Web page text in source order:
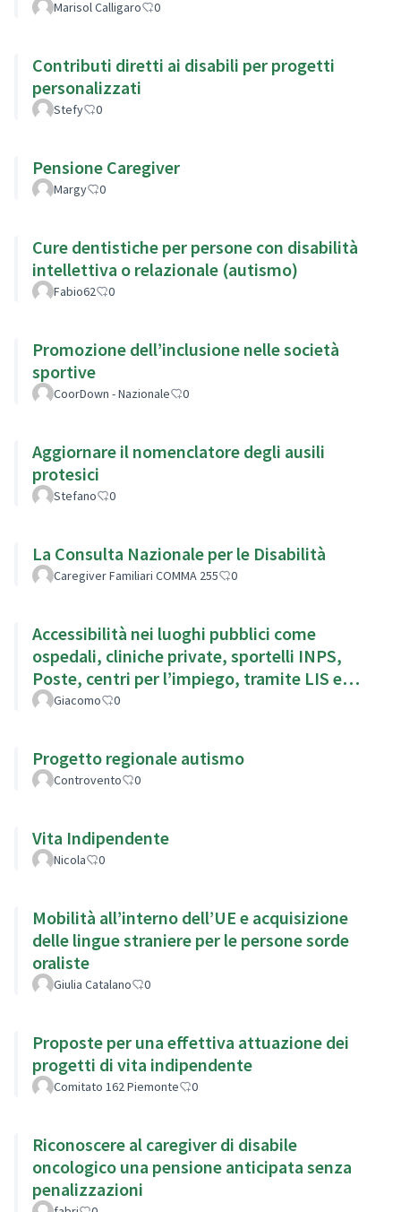
Marisol Calligaro 0
Contributi diretti ai disabili per progetti
personalizzati
Stefy 0
Pensione Caregiver
Margy 0
Cure dentistiche per persone con disabilità
intellettiva o relazionale (autismo)
Fabio62 0
Promozione dell’inclusione nelle società
sportive
CoorDown - Nazionale 0
Aggiornare il nomenclatore degli ausili
protesici
Stefano 0
La Consulta Nazionale per le Disabilità
Caregiver Familiari COMMA 255 0
Accessibilità nei luoghi pubblici come
ospedali, cliniche private, sportelli INPS,
Poste, centri per l’impiego, tramite LIS e
sottotitoli
Giacomo 0
Progetto regionale autismo
Controvento 0
Vita Indipendente
Nicola 0
Mobilità all’interno dell’UE e acquisizione
delle lingue straniere per le persone sorde
oraliste
Giulia Catalano 0
Proposte per una effettiva attuazione dei
progetti di vita indipendente
Comitato 162 Piemonte 0
Riconoscere al caregiver di disabile
oncologico una pensione anticipata senza
penalizzazioni